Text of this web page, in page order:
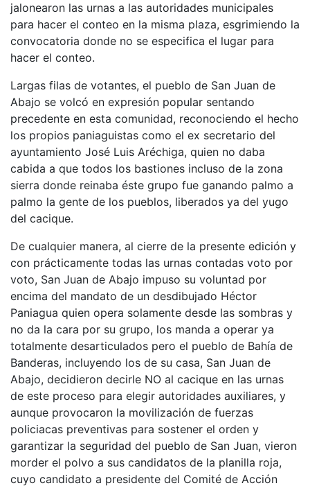
jalonearon las urnas a las autoridades municipales
para hacer el conteo en la misma plaza, esgrimiendo la
convocatoria donde no se especifica el lugar para
hacer el conteo.
Largas filas de votantes, el pueblo de San Juan de
Abajo se volcó en expresión popular sentando
precedente en esta comunidad, reconociendo el hecho
los propios paniaguistas como el ex secretario del
ayuntamiento José Luis Aréchiga, quien no daba
cabida a que todos los bastiones incluso de la zona
sierra donde reinaba éste grupo fue ganando palmo a
palmo la gente de los pueblos, liberados ya del yugo
del cacique.
De cualquier manera, al cierre de la presente edición y
con prácticamente todas las urnas contadas voto por
voto, San Juan de Abajo impuso su voluntad por
encima del mandato de un desdibujado Héctor
Paniagua quien opera solamente desde las sombras y
no da la cara por su grupo, los manda a operar ya
totalmente desarticulados pero el pueblo de Bahía de
Banderas, incluyendo los de su casa, San Juan de
Abajo, decidieron decirle NO al cacique en las urnas
de este proceso para elegir autoridades auxiliares, y
aunque provocaron la movilización de fuerzas
policiacas preventivas para sostener el orden y
garantizar la seguridad del pueblo de San Juan, vieron
morder el polvo a sus candidatos de la planilla roja,
cuyo candidato a presidente del Comité de Acción